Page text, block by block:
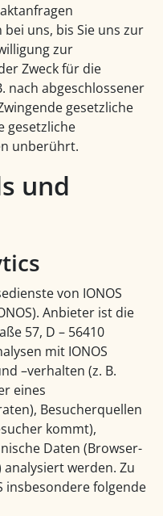
uns, bis Sie uns zur
zur
Zweck für die
nach abgeschlossener
gesetzliche
gesetzliche
unberührt.
und
von IONOS
Anbieter ist die
57, D – 56410
mit IONOS
–verhalten (z. B.
eines
Besucherquellen
kommt),
Daten (Browser-
werden. Zu
insbesondere folgende